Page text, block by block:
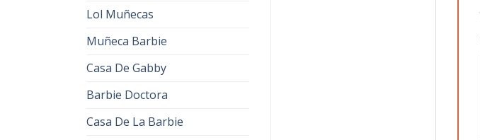
Lol Muñecas
Muñeca Barbie
Casa De Gabby
Barbie Doctora
Casa De La Barbie